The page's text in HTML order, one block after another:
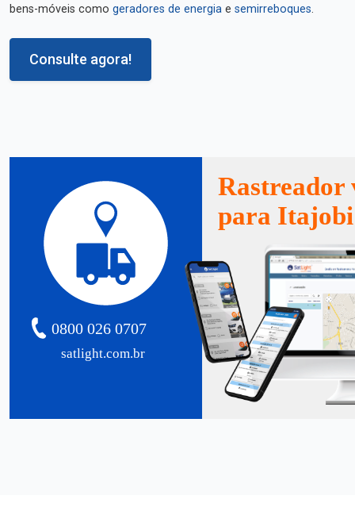
bens-móveis como geradores de energia e semirreboques.
Consulte agora!
satlight.com.br
0800 026 0707
Rastreador
para Itajobi